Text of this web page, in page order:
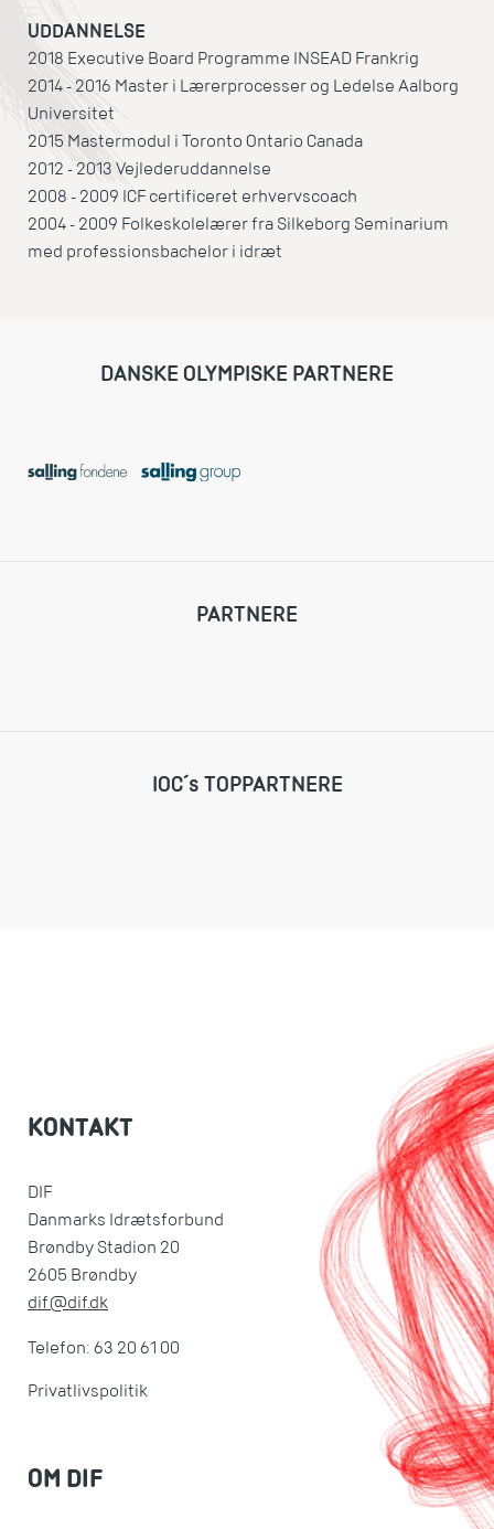
UDDANNELSE
2018 Executive Board Programme INSEAD Frankrig
2014 - 2016 Master i Lærerprocesser og Ledelse Aalborg
Universitet
2015 Mastermodul i Toronto Ontario Canada
2012 - 2013 Vejlederuddannelse
2008 - 2009 ICF certificeret erhvervscoach
2004 - 2009 Folkeskolelærer fra Silkeborg Seminarium
med professionsbachelor i idræt
DANSKE OLYMPISKE PARTNERE
PARTNERE
IOC´s TOPPARTNERE
KONTAKT
DIF
Danmarks Idrætsforbund
Brøndby Stadion 20
2605 Brøndby
dif@dif.dk
Telefon: 63 20 61 00
Privatlivspolitik
OM DIF